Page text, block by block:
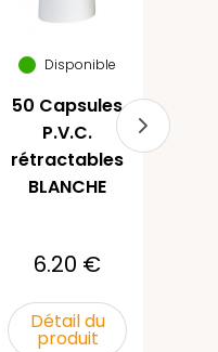
Disponible
50 Capsules
P.V.C.
rétractables
BLANCHE
6.20 €
Détail du
produit